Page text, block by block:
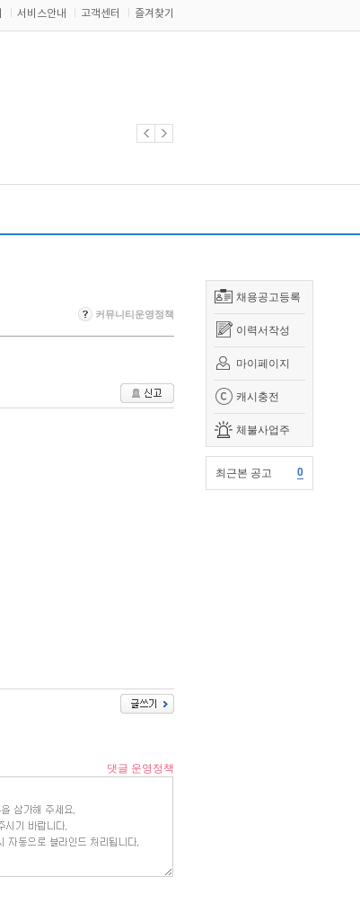
서비스안내 고객센터 즐겨찾기
채용공고등록
이력서작성
마이페이지
캐시충전
체불사업주
최근본 공고 0
커뮤니티운영정책